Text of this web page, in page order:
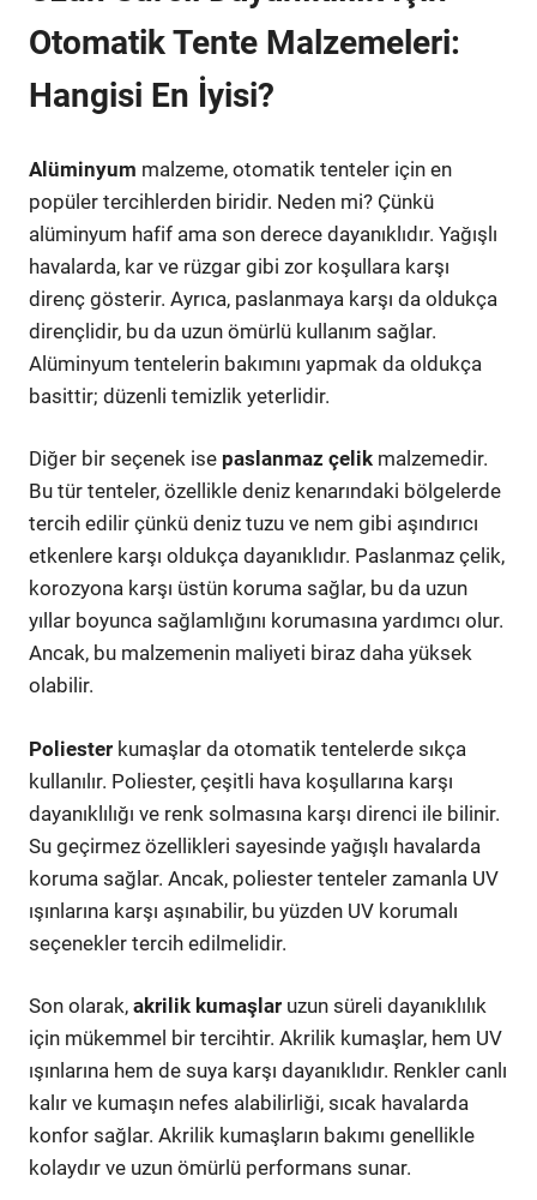
Otomatik Tente Malzemeleri:
Hangisi En İyisi?
Alüminyum malzeme, otomatik tenteler için en
popüler tercihlerden biridir. Neden mi? Çünkü
alüminyum hafif ama son derece dayanıklıdır. Yağışlı
havalarda, kar ve rüzgar gibi zor koşullara karşı
direnç gösterir. Ayrıca, paslanmaya karşı da oldukça
dirençlidir, bu da uzun ömürlü kullanım sağlar.
Alüminyum tentelerin bakımını yapmak da oldukça
basittir; düzenli temizlik yeterlidir.
Diğer bir seçenek ise paslanmaz çelik malzemedir.
Bu tür tenteler, özellikle deniz kenarındaki bölgelerde
tercih edilir çünkü deniz tuzu ve nem gibi aşındırıcı
etkenlere karşı oldukça dayanıklıdır. Paslanmaz çelik,
korozyona karşı üstün koruma sağlar, bu da uzun
yıllar boyunca sağlamlığını korumasına yardımcı olur.
Ancak, bu malzemenin maliyeti biraz daha yüksek
olabilir.
Poliester kumaşlar da otomatik tentelerde sıkça
kullanılır. Poliester, çeşitli hava koşullarına karşı
dayanıklılığı ve renk solmasına karşı direnci ile bilinir.
Su geçirmez özellikleri sayesinde yağışlı havalarda
koruma sağlar. Ancak, poliester tenteler zamanla UV
ışınlarına karşı aşınabilir, bu yüzden UV korumalı
seçenekler tercih edilmelidir.
Son olarak, akrilik kumaşlar uzun süreli dayanıklılık
için mükemmel bir tercihtir. Akrilik kumaşlar, hem UV
ışınlarına hem de suya karşı dayanıklıdır. Renkler canlı
kalır ve kumaşın nefes alabilirliği, sıcak havalarda
konfor sağlar. Akrilik kumaşların bakımı genellikle
kolaydır ve uzun ömürlü performans sunar.